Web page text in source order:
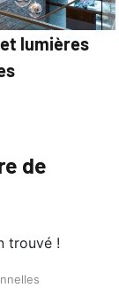
lumières
de
trouvé !